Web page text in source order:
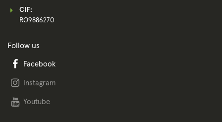
CIF:
RO9886270
Follow us
Facebook
Instagram
Youtube